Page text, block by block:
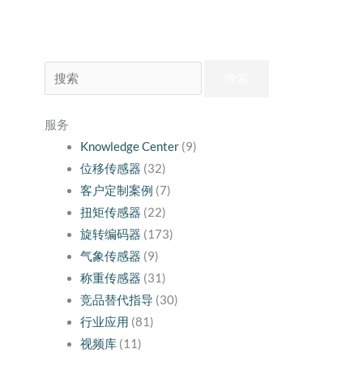
索：
服务
Knowledge Center(9)
位移传感器 (32)
客户定制案例 (7)
扭矩传感器 (22)
旋转编码器 (173)
气象传感器 (9)
称重传感器 (31)
竞品替代指导 (30)
行业应用 (81)
视频库(11)